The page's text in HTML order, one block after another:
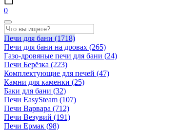
0
Печи для бани (1718)
Печи для бани на дровах (265)
Газо-дровяные печи для бани (24)
Печи Берёзка (223)
Комплектующие для печей (47)
Камни для каменки (25)
Баки для бани (32)
Печи EasySteam (107)
Печи Варвара (712)
Печи Везувий (191)
Печи Ермак (98)